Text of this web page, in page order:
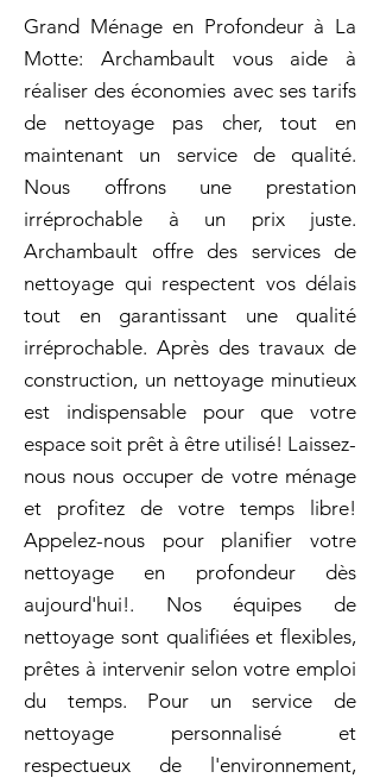
Grand Ménage en Profondeur à La
Motte: Archambault vous aide à
réaliser des économies avec ses tarifs
de nettoyage pas cher, tout en
maintenant un service de qualité.
Nous offrons une prestation
irréprochable à un prix juste.
Archambault offre des services de
nettoyage qui respectent vos délais
tout en garantissant une qualité
irréprochable. Après des travaux de
construction, un nettoyage minutieux
est indispensable pour que votre
espace soit prêt à être utilisé! Laissez-
nous nous occuper de votre ménage
et profitez de votre temps libre!
Appelez-nous pour planifier votre
nettoyage en profondeur dès
aujourd'hui!. Nos équipes de
nettoyage sont qualifiées et flexibles,
prêtes à intervenir selon votre emploi
du temps. Pour un service de
nettoyage personnalisé et
respectueux de l'environnement,